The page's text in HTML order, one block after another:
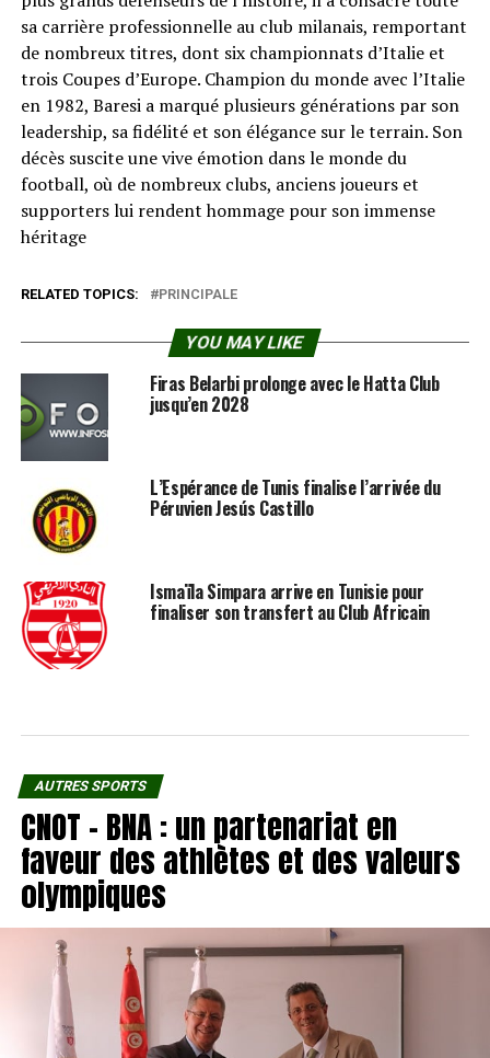
sa carrière professionnelle au club milanais, remportant
de nombreux titres, dont six championnats d’Italie et
trois Coupes d’Europe. Champion du monde avec l’Italie
en 1982, Baresi a marqué plusieurs générations par son
leadership, sa fidélité et son élégance sur le terrain. Son
décès suscite une vive émotion dans le monde du
football, où de nombreux clubs, anciens joueurs et
supporters lui rendent hommage pour son immense
héritage
RELATED TOPICS: PRINCIPALE
YOU MAY LIKE
Firas Belarbi prolonge avec le Hatta Club
jusqu’en 2028
L’Espérance de Tunis finalise l’arrivée du
Péruvien Jesús Castillo
Ismaïla Simpara arrive en Tunisie pour
finaliser son transfert au Club Africain
AUTRES SPORTS
CNOT – BNA : un partenariat en
faveur des athlètes et des valeurs
olympiques